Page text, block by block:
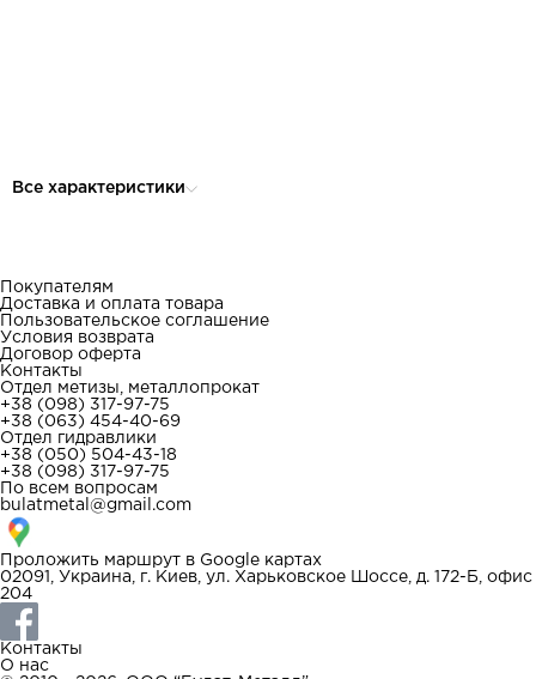
Все характеристики
Покупателям
Доставка и оплата товара
Пользовательское соглашение
Условия возврата
Договор оферта
Контакты
Отдел метизы, металлопрокат
+38 (098) 317-97-75
+38 (063) 454-40-69
Отдел гидравлики
+38 (050) 504-43-18
+38 (098) 317-97-75
По всем вопросам
bulatmetal@gmail.com
Проложить маршрут в Google картах
02091, Украина, г. Киев, ул. Харьковское Шоссе, д. 172-Б, офис
204
Контакты
О нас